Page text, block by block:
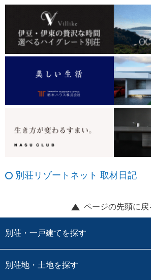
別荘リゾートネット 取材日記
ページの先頭に戻
別荘・一戸建てを探す
別荘地・土地を探す